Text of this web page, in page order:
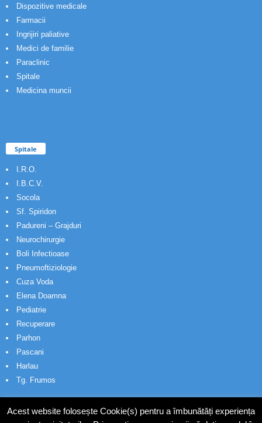
Dispozitive medicale
Farmacii
Ingrijiri paliative
Medici de familie
Paraclinic
Spitale
Medicina muncii
Spitale
I.R.O.
I.B.C.V.
Socola
Sf. Spiridon
Padureni – Grajduri
Neurochirurgie
Boli Infectioase
Pneumoftiziologie
Cuza Voda
Elena Doamna
Pediatrie
Recuperare
Parhon
Pascani
Harlau
Tg. Frumos
Acest website folosește Cookie(s) pentru a îmbunătăți experiența